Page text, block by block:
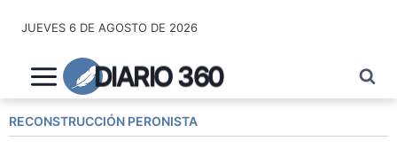
contenido
JUEVES 6 DE AGOSTO DE 2026
DIARIO 360
RECONSTRUCCIÓN PERONISTA